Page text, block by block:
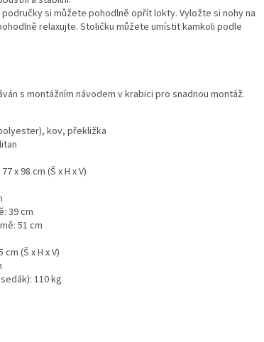
si můžete pohodlně opřít lokty. Vyložte si nohy na
relaxujte. Stoličku můžete umístit kamkoli podle
s montážním návodem v krabici pro snadnou montáž.
kov, překližka
x 98 cm (Š x H x V)
39 cm
51 cm
(Š x H x V)
110 kg